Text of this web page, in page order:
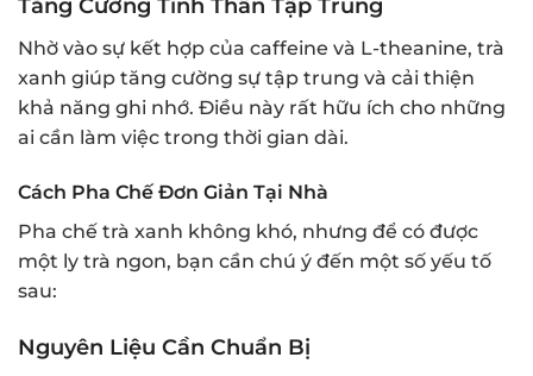
Tăng Cường Tinh Thần Tập Trung
Nhờ vào sự kết hợp của caffeine và L-theanine, trà
xanh giúp tăng cường sự tập trung và cải thiện
khả năng ghi nhớ. Điều này rất hữu ích cho những
ai cần làm việc trong thời gian dài.
Cách Pha Chế Đơn Giản Tại Nhà
Pha chế trà xanh không khó, nhưng để có được
một ly trà ngon, bạn cần chú ý đến một số yếu tố
sau:
Nguyên Liệu Cần Chuẩn Bị